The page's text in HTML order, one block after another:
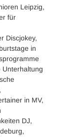
Leipzig,
für
Discjokey,
in
Unterhaltung
in MV,
DJ,